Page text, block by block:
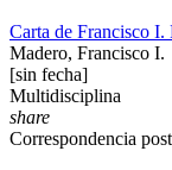
Carta de Francisco
Madero, Francisco I.
[sin fecha]
Multidisciplina
share
Correspondencia